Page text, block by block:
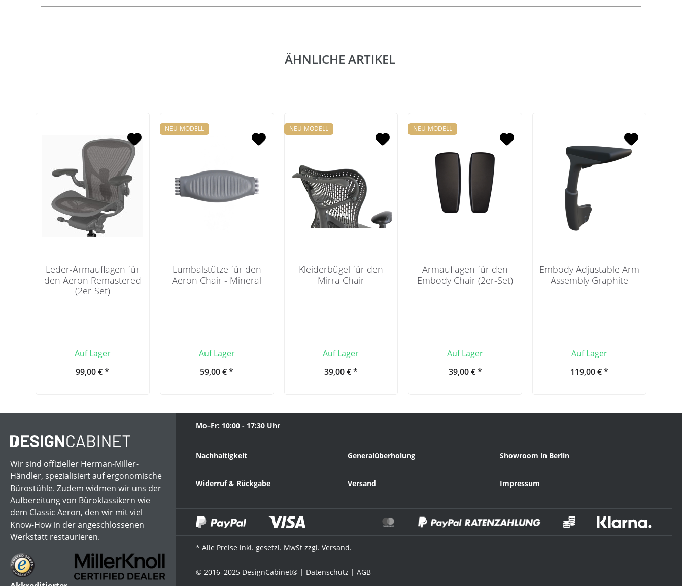
ÄHNLICHE ARTIKEL
Leder-Armauflagen für
den Aeron Remastered
(2er-Set)
Auf Lager
99,00 € *
NEU-MODELL
Lumbalstütze für den
Aeron Chair - Mineral
Auf Lager
59,00 € *
NEU-MODELL
Kleiderbügel für den
Mirra Chair
Auf Lager
39,00 € *
NEU-MODELL
Armauflagen für den
Embody Chair (2er-Set)
Auf Lager
39,00 € *
Embody Adjustable Arm
Assembly Graphite
Auf Lager
119,00 € *
Wir sind offizieller Herman-Miller-
Händler, spezialisiert auf ergonomische
Bürostühle. Zudem widmen wir uns der
Aufbereitung von Büroklassikern wie
dem Classic Aeron, den wir mit viel
Know-How in der angeschlossenen
Werkstatt restaurieren.
Mo–Fr: 10:00 - 17:30 Uhr
Nachhaltigkeit Generalüberholung Showroom in Berlin
Widerruf & Rückgabe Versand Impressum
* Alle Preise inkl. gesetzl. MwSt zzgl. Versand.
© 2016–2025 DesignCabinet® | Datenschutz | AGB